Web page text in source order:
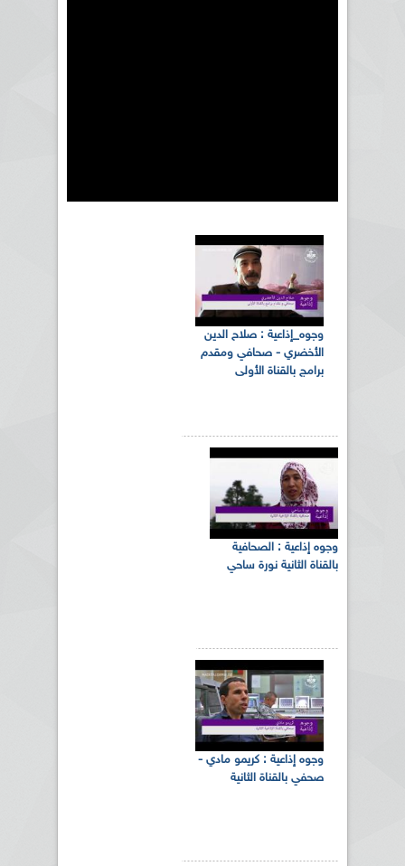
وجوه_إذاعية : صلاح الدين
الأخضري - صحافي ومقدم
برامج بالقناة الأولى
وجوه إذاعية : الصحافية
بالقناة الثانية نورة ساحي
وجوه إذاعية : كريمو مادي -
صحفي بالقناة الثانية